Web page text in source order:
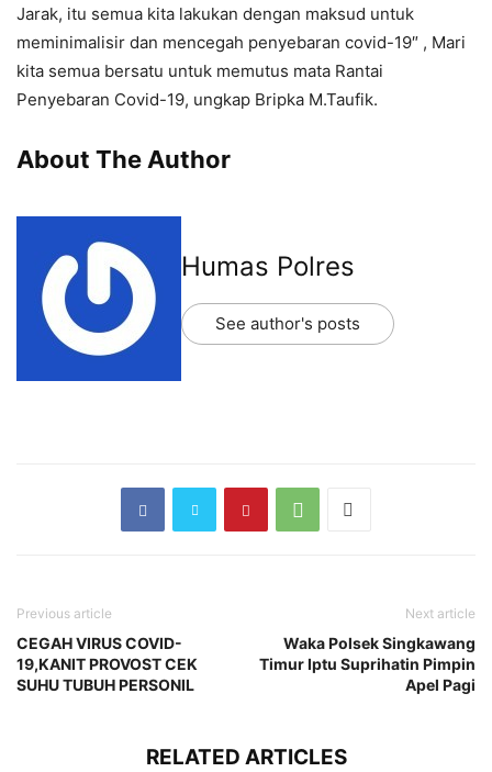
Jarak, itu semua kita lakukan dengan maksud untuk
meminimalisir dan mencegah penyebaran covid-19″ , Mari
kita semua bersatu untuk memutus mata Rantai
Penyebaran Covid-19, ungkap Bripka M.Taufik.
About The Author
Humas Polres
See author's posts
Previous article
CEGAH VIRUS COVID-
19,KANIT PROVOST CEK
SUHU TUBUH PERSONIL
Next article
Waka Polsek Singkawang
Timur Iptu Suprihatin Pimpin
Apel Pagi
RELATED ARTICLES